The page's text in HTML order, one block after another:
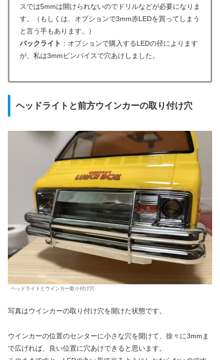
スでは5mmは開けられないのでドリルなどが必要になりま
す。（もしくは、オプションで3mm赤LEDを買ってしまう
と言う手もあります。）
バックライト ：オプションで購入するLEDの径によります
が、私は3mmピンバイスで穴あけしました。
ヘッドライトと前方ウインカーの取り付け穴
ヘッドライトとウインカー取り付け穴
写真はウインカーの取り付け穴を開けた状態です。
ウインカーの位置のセンターに小さな穴を開けて、徐々に3mmま
で広げれば、良い位置に穴あけできると思います。